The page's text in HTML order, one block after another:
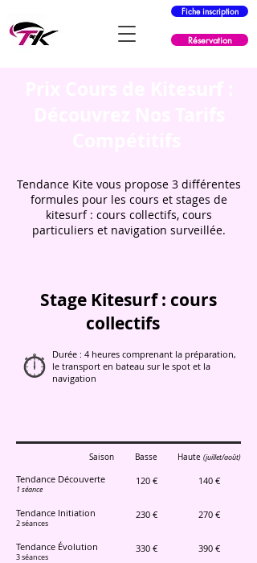
Fiche inscription
Réservation
Tendance Kite vous propose 3 différentes
formules pour les cours et stages de
kitesurf : cours collectifs, cours
particuliers et navigation surveillée.
Stage Kitesurf : cours
collectifs​
Durée : 4 heures comprenant la préparation,
le transport en bateau sur le spot et la
navigation
Saison
Tendance Découverte
1 séance
Tendance Initiation
2 séances
Tendance Évolution
3 séances
Basse
120 €
230 €
330 €
Haute (juillet/août)
140 €​
270 €
390 €